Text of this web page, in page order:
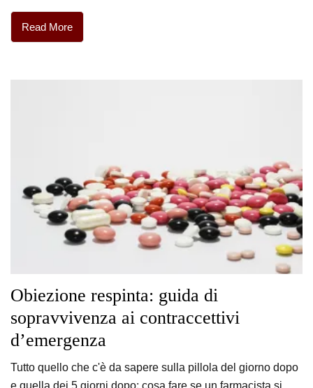
Read More
Obiezione respinta: guida di
sopravvivenza ai contraccettivi
d’emergenza
Tutto quello che c'è da sapere sulla pillola del giorno dopo